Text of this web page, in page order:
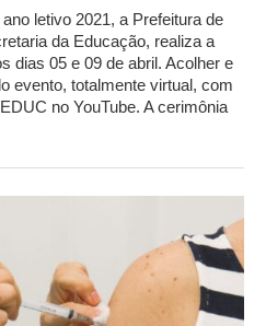
letivo 2021, a Prefeitura de
da Educação, realiza a
dias 05 e 09 de abril. Acolher e
evento, totalmente virtual, com
no YouTube. A cerimônia